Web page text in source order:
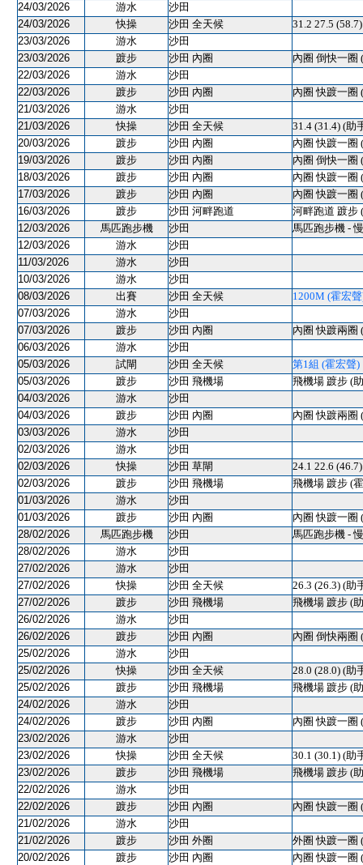
24/03/2026
游水
沙田
24/03/2026
快操 沙田 全天候
31.2 27.5
23/03/2026
游水
沙田
23/03/2026
踱步 沙田 內圈
內圈 倒快一圈
22/03/2026
游水
沙田
22/03/2026
踱步 沙田 內圈
內圈 快踱一圈
21/03/2026
游水
沙田
21/03/2026
快操 沙田 全天候
31.4 (31.4) (助
20/03/2026
踱步 沙田 內圈
內圈 快踱一圈
19/03/2026
踱步 沙田 內圈
內圈 倒快一圈
18/03/2026
踱步 沙田 內圈
內圈 快踱一圈
17/03/2026
踱步 沙田 內圈
內圈 快踱一圈
16/03/2026
踱步 沙田 河畔跑道
河畔跑道 踱步
12/03/2026
馬匹跑步機 沙田
馬匹跑步機 -
12/03/2026
游水
沙田
11/03/2026
游水
沙田
10/03/2026
游水
沙田
08/03/2026
出賽 沙田 全天候
1200M (霍宏
07/03/2026
游水
沙田
07/03/2026
踱步 沙田 內圈
內圈 快踱兩圈
06/03/2026
游水
沙田
05/03/2026
試閘 沙田 全天候
第1組 (霍宏聲)
05/03/2026
踱步 沙田 飛機場
飛機場 踱步 (
04/03/2026
游水
沙田
04/03/2026
踱步 沙田 內圈
內圈 快踱兩圈
03/03/2026
游水
沙田
02/03/2026
游水
沙田
02/03/2026
快操 沙田 草閘
24.1 22.6
02/03/2026
踱步 沙田 飛機場
飛機場 踱步 (
01/03/2026
游水
沙田
01/03/2026
踱步 沙田 內圈
內圈 快踱一圈
28/02/2026
馬匹跑步機 沙田
馬匹跑步機 -
28/02/2026
游水
沙田
27/02/2026
游水
沙田
27/02/2026
快操 沙田 全天候
26.3 (26.3) (助
27/02/2026
踱步 沙田 飛機場
飛機場 踱步 (
26/02/2026
游水
沙田
26/02/2026
踱步 沙田 內圈
內圈 倒快兩圈
25/02/2026
游水
沙田
25/02/2026
快操 沙田 全天候
28.0 (28.0) (助
25/02/2026
踱步 沙田 飛機場
飛機場 踱步 (
24/02/2026
游水
沙田
24/02/2026
踱步 沙田 內圈
內圈 快踱一圈
23/02/2026
游水
沙田
23/02/2026
快操 沙田 全天候
30.1 (30.1) (助
23/02/2026
踱步 沙田 飛機場
飛機場 踱步 (
22/02/2026
游水
沙田
22/02/2026
踱步 沙田 內圈
內圈 快踱一圈
21/02/2026
游水
沙田
21/02/2026
踱步 沙田 外圈
外圈 快踱一圈
20/02/2026
踱步 沙田 內圈
內圈 快踱一圈